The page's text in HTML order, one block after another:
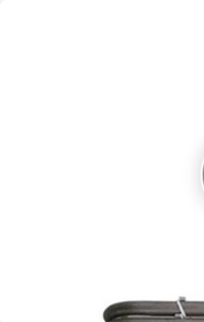
PRODUCTOS
NOSOTROS